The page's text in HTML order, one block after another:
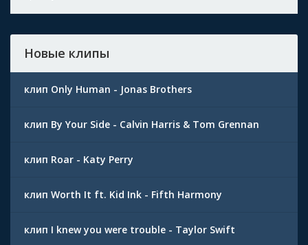
Новые клипы
клип Only Human - Jonas Brothers
клип By Your Side - Calvin Harris & Tom Grennan
клип Roar - Katy Perry
клип Worth It ft. Kid Ink - Fifth Harmony
клип I knew you were trouble - Taylor Swift